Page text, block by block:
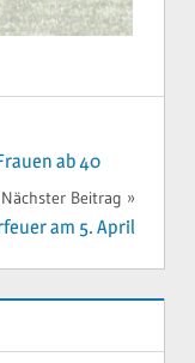
ab 40
Nächster Beitrag
am 5. April